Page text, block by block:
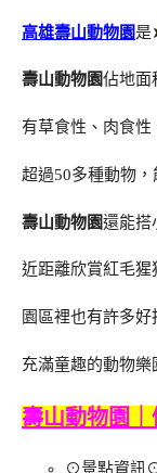
高雄壽山動物園是
壽山動物園佔地面
有草食性、肉食
超過50多種動物
壽山動物園還能搭
近距離欣賞紅毛
園區裡也有許多
充滿童趣的動物
壽山動物園
⊙景點資訊